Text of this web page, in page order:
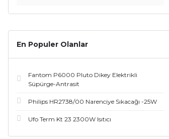
En Populer Olanlar
Fantom P6000 Pluto Dikey Elektrikli
Süpürge-Antrasit
Philips HR2738/00 Narenciye Sıkacağı -25W
Ufo Term Kt 23 2300W Isıtıcı